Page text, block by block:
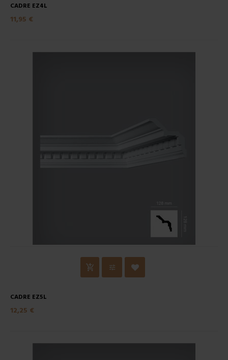
CADRE EZ4L
11,95 €
CADRE EZ5L
12,25 €